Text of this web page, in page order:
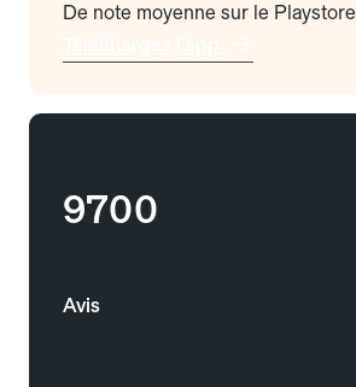
De note moyenne sur le Playstore
9700
Avis